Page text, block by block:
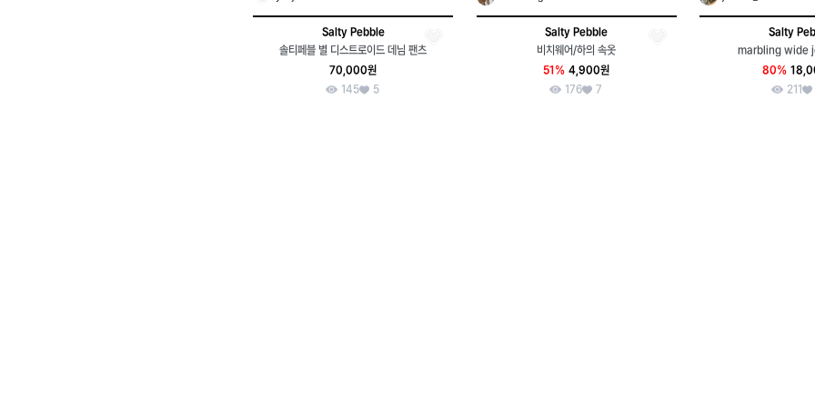
Salty Pebble
솔티페블 별 디스트로이드 데님 팬츠
70,000원
145
5
Salty Pebble
비치웨어/하의 속옷
51% 4,900원
176
7
Salty
marbling wide
80%
211